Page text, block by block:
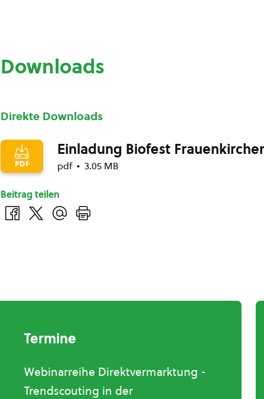
Downloads
Direkte Downloads
PDF
Einladung Biofest
pdf 3.05 MB
Beitrag teilen
Termine
Webinarreihe Direktvermarktung -
Trendscouting in der